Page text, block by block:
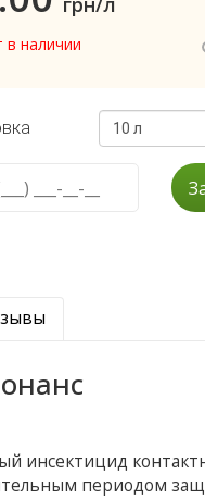
в наличии
10 л
инсектицид
периодом